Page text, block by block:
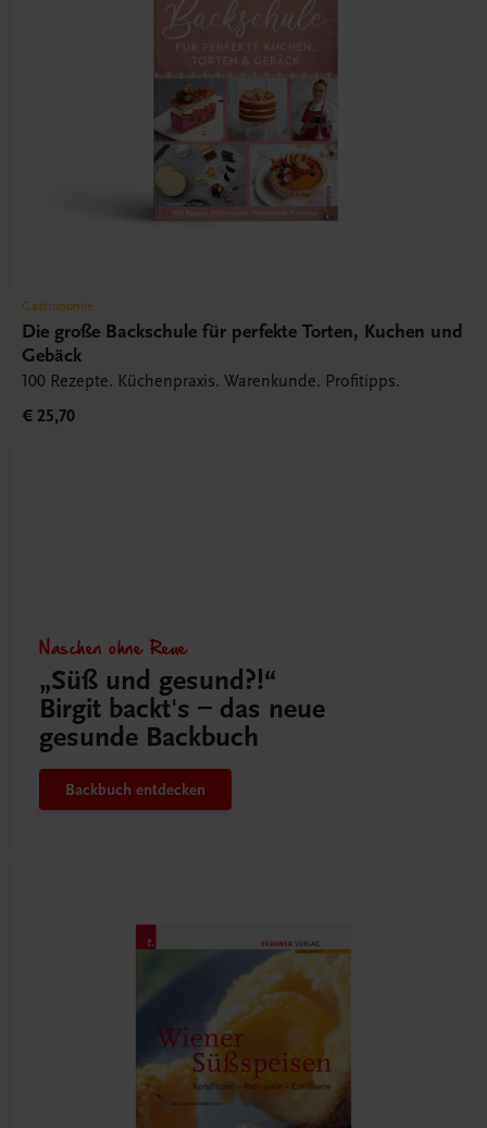
Gastronomie
Die große Backschule für perfekte Torten, Kuchen und
Gebäck
100 Rezepte. Küchenpraxis. Warenkunde. Profitipps.
€ 25,70
Naschen ohne Reue
„Süß und gesund?!“
Birgit backt's – das neue
gesunde Backbuch
Backbuch entdecken